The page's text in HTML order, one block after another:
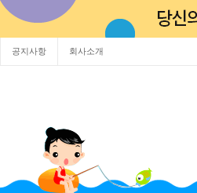
공지사항 회사소개